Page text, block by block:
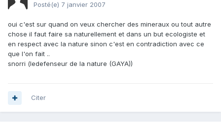
Posté(e) 7 janvier 2007
oui c'est sur quand on veux chercher des mineraux ou tout autre
chose il faut faire sa naturellement et dans un but ecologiste et
en respect avec la nature sinon c'est en contradiction avec ce
que l'on fait ..
snorri (ledefenseur de la nature (GAYA))
Citer